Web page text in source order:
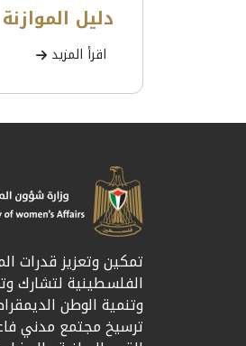
دليل الموازنة
اقرأ المزيد
تمكين وتعزيز قدرات
الفلسطينية لتشارك
وتنمية الوطن
ترسيخ مجتمع مدني